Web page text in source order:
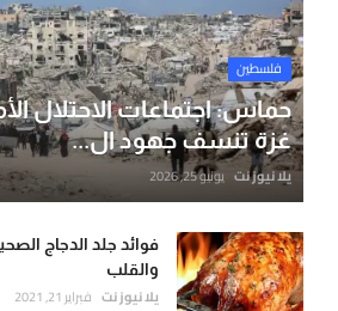
فلسطين
حماس: اجتماعات الاحتلال
غزة تنسف جهود ال...
يلا نيوز نت يونيو 25, 2026
فوائد جلد الدجاج
والقلب
يلا نيوز نت فبراير 21, 2021